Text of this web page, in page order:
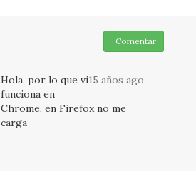
Comentar
15 años ago
Hola, por lo que vi
funciona en
Chrome, en Firefox no me
carga